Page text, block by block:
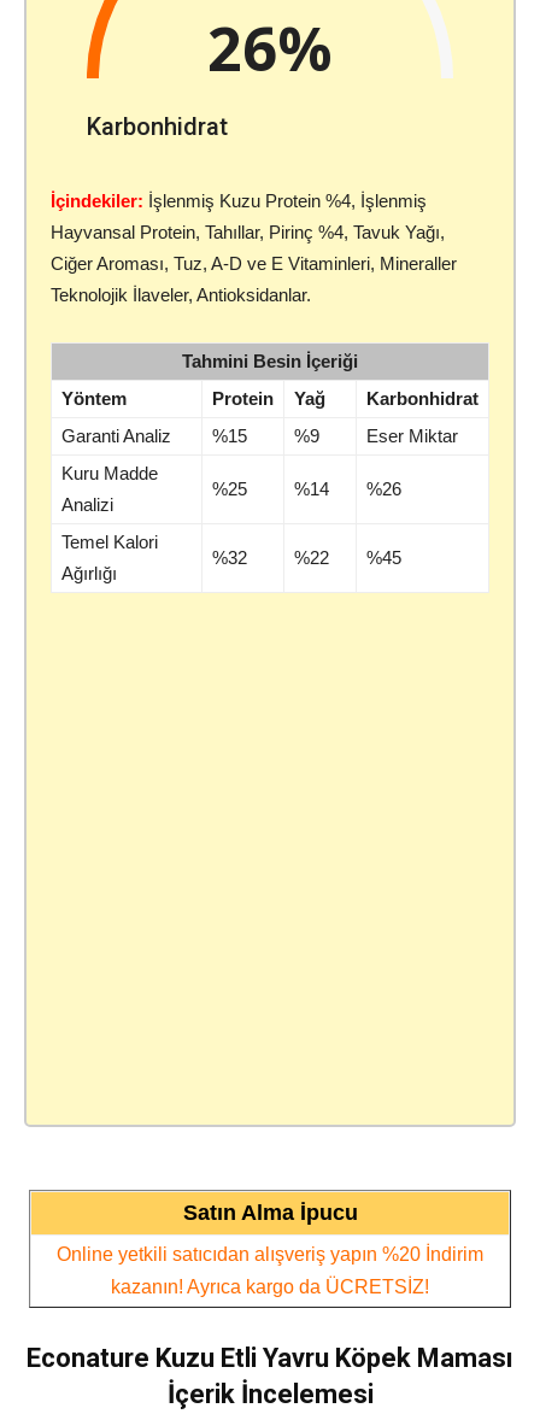
26%
Karbonhidrat
İçindekiler: İşlenmiş Kuzu Protein %4, İşlenmiş
Hayvansal Protein, Tahıllar, Pirinç %4, Tavuk Yağı,
Ciğer Aroması, Tuz, A-D ve E Vitaminleri, Mineraller
Teknolojik İlaveler, Antioksidanlar.
Tahmini Besin İçeriği
Yöntem
Protein Yağ
Karbonhidrat
Garanti Analiz
%15 %9
Eser Miktar
Kuru Madde
Analizi
%25 %14 %26
Temel Kalori
Ağırlığı
%32 %22 %45
Satın Alma İpucu
Online yetkili satıcıdan alışveriş yapın %20 İndirim
kazanın! Ayrıca kargo da ÜCRETSİZ!
Econature Kuzu Etli Yavru Köpek Maması
İçerik İncelemesi